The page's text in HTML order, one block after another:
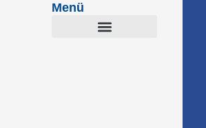
Menü